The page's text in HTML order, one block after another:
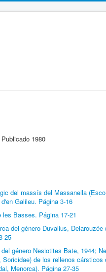
Publicado 1980
del massís del Massanella
Galileu. Página 3-16
Basses. Página 17-21
del género Duvalius, Delarouzée
25
género Nesiotites Bate, 1944;
de los rellenos
Menorca). Página 27-35